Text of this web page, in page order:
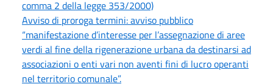
comma 2 della legge 353/2000)
Avviso di proroga termini: avviso pubblico
“manifestazione d’interesse per l’assegnazione di aree
verdi al fine della rigenerazione urbana da destinarsi ad
associazioni o enti vari non aventi fini di lucro operanti
nel territorio comunale”.